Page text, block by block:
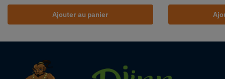
Ajouter au panier